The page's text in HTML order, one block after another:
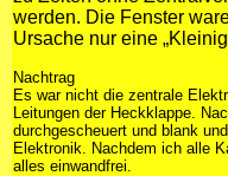
werden. Die Fenster
Ursache nur eine
Nachtrag
Es war nicht die zentrale
Leitungen der Heckklappe.
durchgescheuert und blank
Elektronik. Nachdem ich alle
alles einwandfrei.